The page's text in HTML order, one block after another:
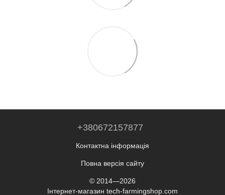
+380672157877
Контактна інформація
Повна версія сайту
© 2014—2026
Інтернет-магазин tech-farmingshop.com